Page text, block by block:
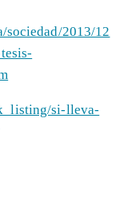
2013/12
si-lleva-